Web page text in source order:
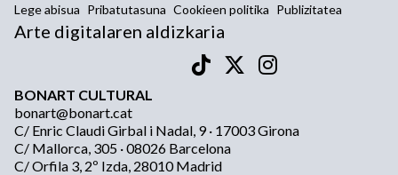
Lege abisua Pribatutasuna Cookieen politika Publizitatea
Arte digitalaren aldizkaria
BONART CULTURAL
bonart@bonart.cat
C/ Enric Claudi Girbal i Nadal, 9 · 17003 Girona
C/ Mallorca, 305 · 08026 Barcelona
C/ Orfila 3, 2º Izda, 28010 Madrid